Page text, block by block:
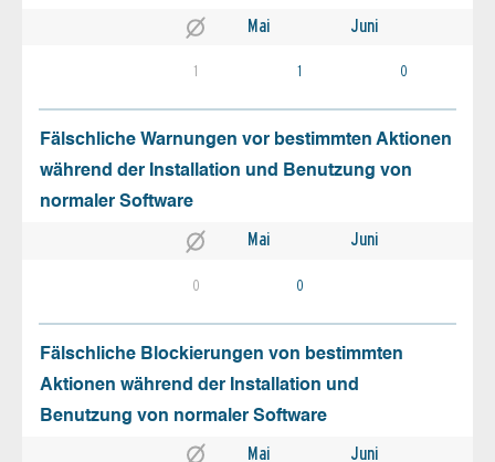
Mai Juni
1 1 0
Fälschliche Warnungen vor bestimmten Aktionen
während der Installation und Benutzung von
normaler Software
Mai Juni
0 0
Fälschliche Blockierungen von bestimmten
Aktionen während der Installation und
Benutzung von normaler Software
Mai Juni